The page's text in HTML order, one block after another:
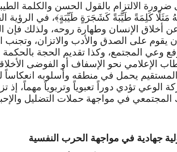
ضرورة الالتزام بالقول الحسن والكلمة
كَلِمَةً طَيِّبَةً كَشَجَرَةٍ طَيِّبَةٍ﴾، في الرؤية
عن أخلاق الإنسان وطهارة روحه، ولذلك
يقوم على الصدق والأدب والاتزان، وتجنب
وعي المجتمع، وكذا تقديم الحجة
الإعلامي نحو الإسفاف أو الفوضى
المستقيم يحمل في منطقه وأسلوبه انعكاساً
الوعي تؤدي دوراً تعبوياً وتربوياً مهماً، إذ
في مواجهة حملات التضليل
جهادية في مواجهة الحرب النفسية